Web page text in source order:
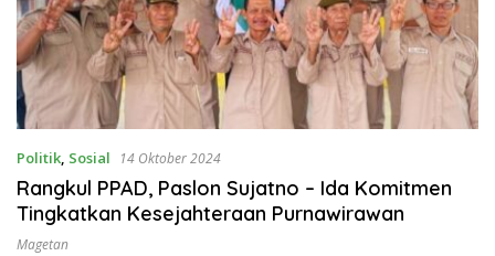
Politik, Sosial 14 Oktober 2024
Rangkul PPAD, Paslon Sujatno – Ida Komitmen
Tingkatkan Kesejahteraan Purnawirawan
Magetan